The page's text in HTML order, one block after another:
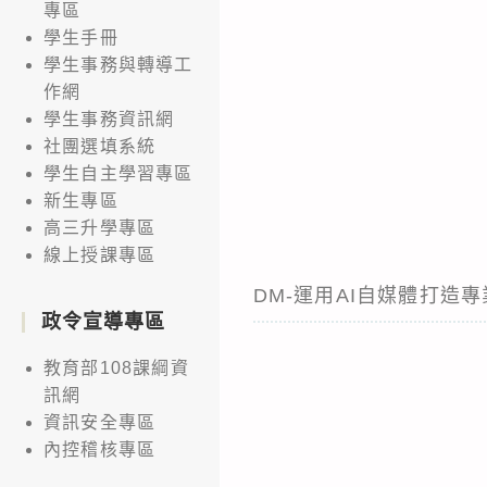
DM-運用AI自媒體打造專
專區
學生手冊
學生事務與轉導工
作網
學生事務資訊網
社團選填系統
學生自主學習專區
新生專區
高三升學專區
線上授課專區
政令宣導專區
教育部108課綱資
訊網
資訊安全專區
內控稽核專區